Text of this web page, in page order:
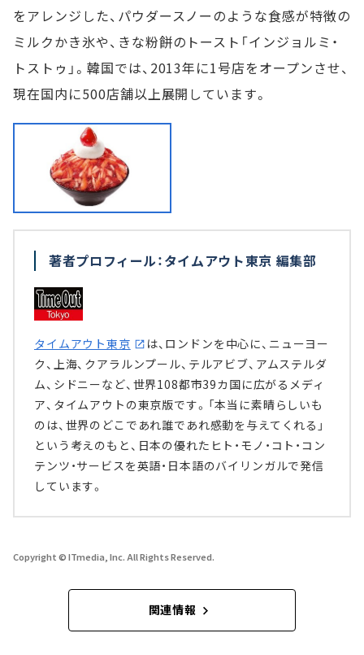
をアレンジした、パウダースノーのような食感が特徴の
ミルクかき氷や、きな粉餅のトースト「インジョルミ・
トストゥ」。韓国では、2013年に1号店をオープンさせ、
現在国内に500店舗以上展開しています。
著者プロフィール：タイムアウト東京 編集部
タイムアウト東京
は、ロンドンを中心に、ニューヨー
ク、上海、クアラルンプール、テルアビブ、アムステルダ
ム、シドニーなど、世界108都市39カ国に広がるメディ
ア、タイムアウトの東京版です。「本当に素晴らしいも
のは、世界のどこであれ誰であれ感動を与えてくれる」
という考えのもと、日本の優れたヒト・モノ・コト・コン
テンツ・サービスを英語・日本語のバイリンガルで発信
しています。
Copyright © ITmedia, Inc. All Rights Reserved.
関連情報